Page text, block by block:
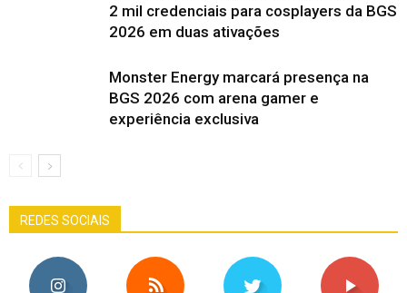
2 mil credenciais para cosplayers da BGS
2026 em duas ativações
Monster Energy marcará presença na
BGS 2026 com arena gamer e
experiência exclusiva
REDES SOCIAIS